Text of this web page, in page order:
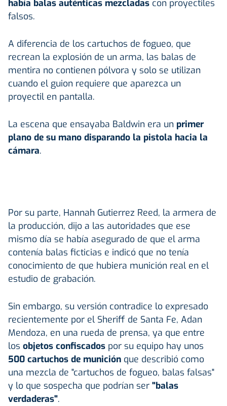
había balas auténticas mezcladas con proyectiles
falsos.
A diferencia de los cartuchos de fogueo, que
recrean la explosión de un arma, las balas de
mentira no contienen pólvora y solo se utilizan
cuando el guion requiere que aparezca un
proyectil en pantalla.
La escena que ensayaba Baldwin era un primer
plano de su mano disparando la pistola hacia la
cámara.
Por su parte, Hannah Gutierrez Reed, la armera de
la producción, dijo a las autoridades que ese
mismo día se había asegurado de que el arma
contenía balas ficticias e indicó que no tenía
conocimiento de que hubiera munición real en el
estudio de grabación.
Sin embargo, su versión contradice lo expresado
recientemente por el Sheriff de Santa Fe, Adan
Mendoza, en una rueda de prensa, ya que entre
los objetos confiscados por su equipo hay unos
500 cartuchos de munición que describió como
una mezcla de "cartuchos de fogueo, balas falsas"
y lo que sospecha que podrían ser "balas
verdaderas".